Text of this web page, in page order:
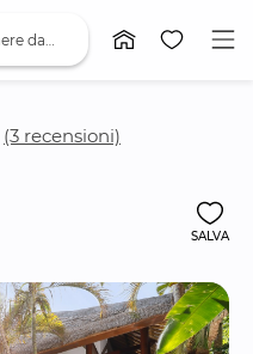
(3 recensioni)
SALVA